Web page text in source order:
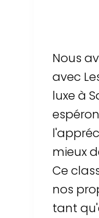
Nous
avec
luxe à
mieux
Ce
nos
tant